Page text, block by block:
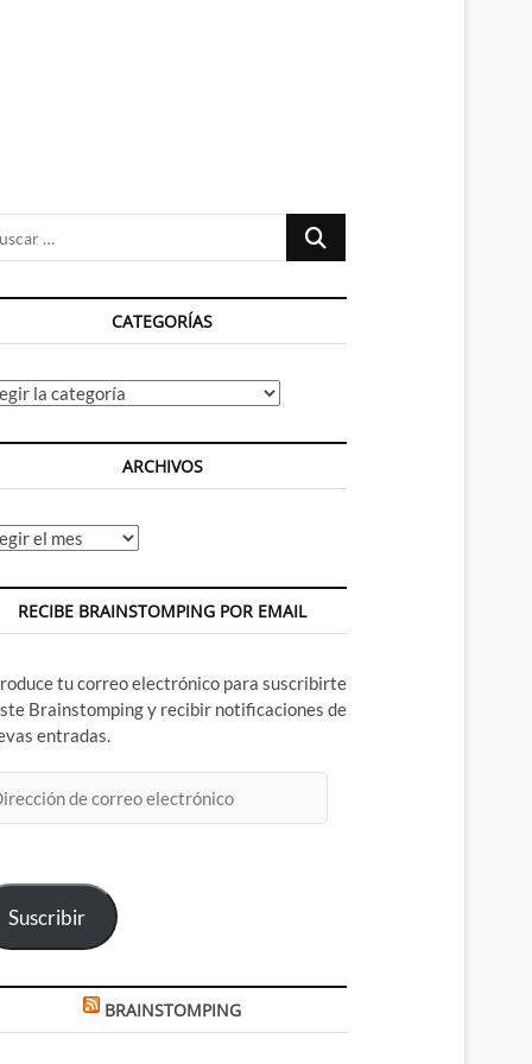
Buscar
CATEGORÍAS
ARCHIVOS
RECIBE BRAINSTOMPING POR EMAIL
tu correo electrónico para suscribirte
Brainstomping y recibir notificaciones de
entradas.
Suscribir
BRAINSTOMPING